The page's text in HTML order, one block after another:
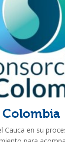
Cauca en su